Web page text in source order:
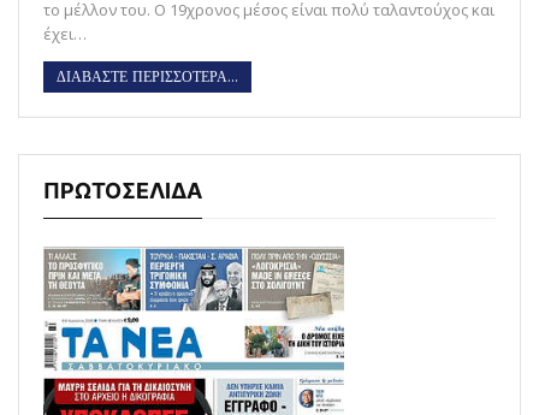
το μέλλον του. Ο 19χρονος μέσος είναι πολύ ταλαντούχος και
έχει…
ΔΙΑΒΑΣΤΕ ΠΕΡΙΣΣΟΤΕΡΑ...
ΠΡΩΤΟΣΕΛΙΔΑ